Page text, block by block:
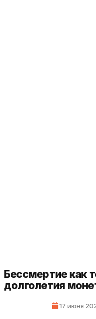
Бессмертие как
долголетия
17 июня